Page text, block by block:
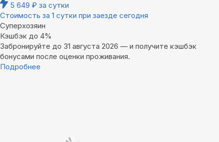
5 649 ₽ за сутки
Стоимость за 1 сутки при заезде сегодня
Суперхозяин
Кэшбэк до 4%
Забронируйте до 31 августа 2026 — и получите кэшбэк
бонусами после оценки проживания.
Подробнее